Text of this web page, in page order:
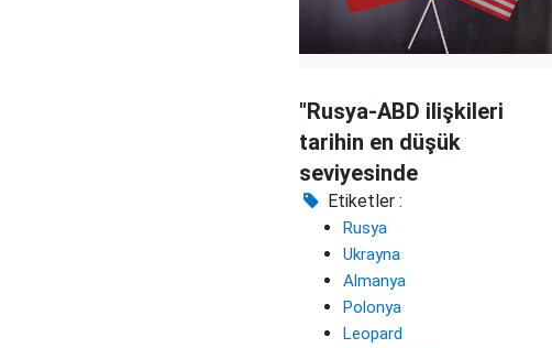
"Rusya-ABD ilişkileri
tarihin en düşük
seviyesinde
Etiketler :
Rusya
Ukrayna
Almanya
Polonya
Leopard